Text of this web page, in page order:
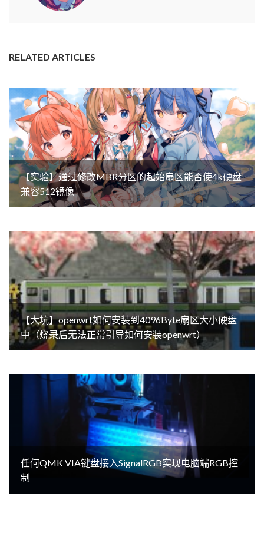
RELATED ARTICLES
【实验】通过修改MBR分区的起始扇区能否使4k硬盘
兼容512镜像
【大坑】openwrt如何安装到4096Byte扇区大小硬盘
中（烧录后无法正常引导如何安装openwrt）
任何QMK VIA键盘接入SignalRGB实现电脑端RGB控
制